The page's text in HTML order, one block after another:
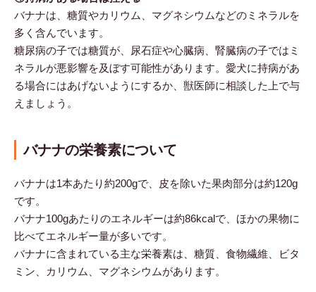
バナナは、糖質やカリウム、マグネシウムなどのミネラルを
多く含んでいます。
糖尿病の子では糖質が、尿石症や心臓病、腎臓病の子ではミ
ネラルが悪影響を及ぼす可能性があります。愛犬に持病があ
る場合にはあげないようにするか、獣医師に相談した上で与
えましょう。
バナナの栄養素について
バナナは1本あたり約200gで、皮を除いた果肉部分は約120g
です。
バナナ100gあたりのエネルギーは約86kcalで、ほかの果物に
比べてエネルギー量が多いです。
バナナに含まれている主な栄養素は、糖質、食物繊維、ビタ
ミン、カリウム、マグネシウムがあります。